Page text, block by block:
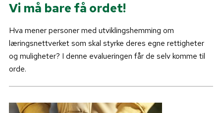
Vi må bare få ordet!
Hva mener personer med utviklingshemming om
læringsnettverket som skal styrke deres egne rettigheter
og muligheter? I denne evalueringen får de selv komme til
orde.